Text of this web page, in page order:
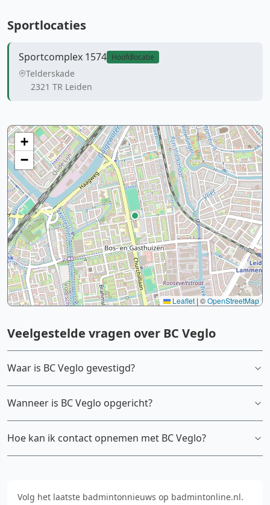
Sportlocaties
Sportcomplex 1574 Hoofdlocatie
Telderskade
2321 TR Leiden
+
−
Leaflet | ©OpenStreetMap
Veelgestelde vragen over BC Veglo
Waar is BC Veglo gevestigd?
Wanneer is BC Veglo opgericht?
Hoe kan ik contact opnemen met BC Veglo?
Volg het laatste badmintonnieuws op badmintonline.nl.